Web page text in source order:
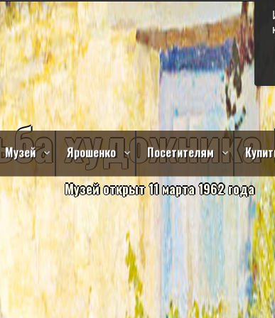
Музей Ярошенко Посетителям
бахудожника
Музей открыт11 марта 1962 года